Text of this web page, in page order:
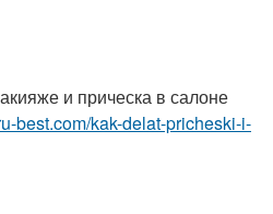
и прическа в салоне
best.com/kak-delat-pricheski-i-